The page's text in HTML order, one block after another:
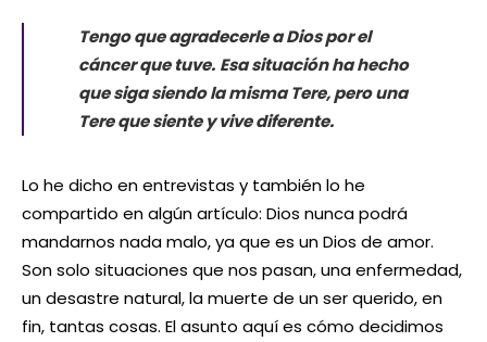
Tengo que agradecerle a Dios por el
cáncer que tuve. Esa situación ha hecho
que siga siendo la misma Tere, pero una
Tere que siente y vive diferente.
Lo he dicho en entrevistas y también lo he
compartido en algún artículo: Dios nunca podrá
mandarnos nada malo, ya que es un Dios de amor.
Son solo situaciones que nos pasan, una enfermedad,
un desastre natural, la muerte de un ser querido, en
fin, tantas cosas. El asunto aquí es cómo decidimos